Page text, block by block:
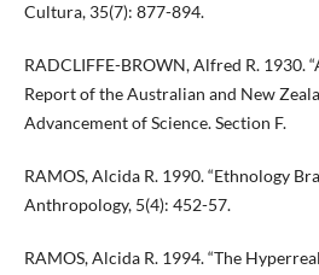
Cultura, 35(7): 877-894.
RADCLIFFE-BROWN, Alfred R. 1930.
Report of the Australian and New
Advancement of Science. Section F.
RAMOS, Alcida R. 1990. “Ethnology
Anthropology, 5(4): 452-57.
RAMOS, Alcida R. 1994. “The